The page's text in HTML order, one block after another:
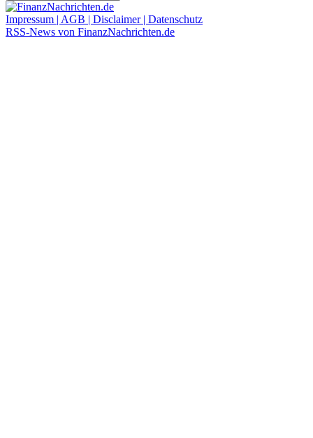
Impressum | AGB | Disclaimer | Datenschutz
RSS-News von FinanzNachrichten.de